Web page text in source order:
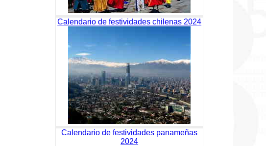
Calendario de festividades chilenas 2024
Calendario de festividades panameñas
2024